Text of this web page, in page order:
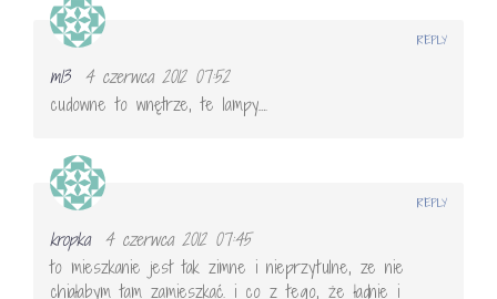
m13
4 czerwca 2012 07:52
cudowne to wnętrze, te lampy….
REPLY
kropka
4 czerwca 2012 07:45
to mieszkanie jest tak zimne i nieprzytulne, ze nie
chiałabym tam zamieszkać. i co z tego, że ładnie i
REPLY